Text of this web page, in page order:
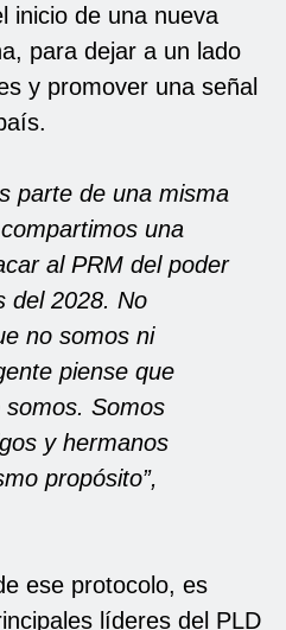
inicio de una nueva
para dejar a un lado
y promover una señal
parte de una misma
una
al PRM del poder
del 2028. No
no somos ni
piense que
Somos
y hermanos
propósito”,
ese protocolo, es
líderes del PLD